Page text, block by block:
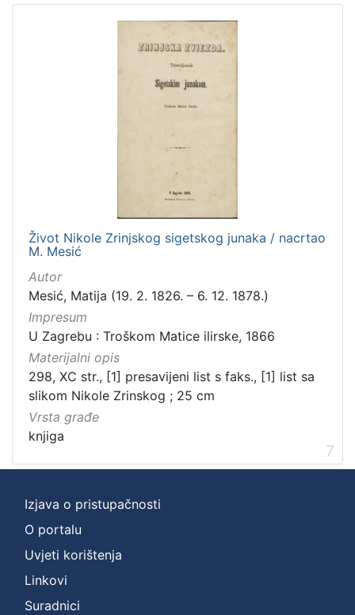
Život Nikole Zrinjskog sigetskog junaka / nacrtao
M. Mesić
Autor
Mesić, Matija (19. 2. 1826. – 6. 12. 1878.)
Impresum
U Zagrebu : Troškom Matice ilirske, 1866
Materijalni opis
298, XC str., [1] presavijeni list s faks., [1] list sa
slikom Nikole Zrinskog ; 25 cm
Vrsta građe
knjiga
7
Izjava o pristupačnosti
O portalu
Uvjeti korištenja
Linkovi
Suradnici